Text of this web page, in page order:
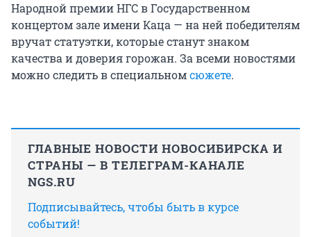
Народной премии НГС в Государственном
концертом зале имени Каца — на ней победителям
вручат статуэтки, которые станут знаком
качества и доверия горожан. За всеми новостями
можно следить в специальномсюжете.
ГЛАВНЫЕ НОВОСТИ НОВОСИБИРСКА И
СТРАНЫ — В ТЕЛЕГРАМ-КАНАЛЕ
NGS.RU
Подписывайтесь, чтобы быть в курсе
событий!